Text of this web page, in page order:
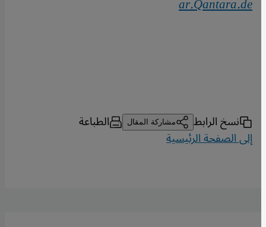
نسخ الرابط مشاركة المقال الطباعة
إلى الصفحة الرئيسية